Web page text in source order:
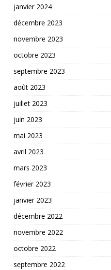
janvier 2024
décembre 2023
novembre 2023
octobre 2023
septembre 2023
août 2023
juillet 2023
juin 2023
mai 2023
avril 2023
mars 2023
février 2023
janvier 2023
décembre 2022
novembre 2022
octobre 2022
septembre 2022